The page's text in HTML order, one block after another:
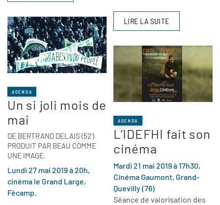
AGENDA
Un si joli mois de
mai
DE BERTRAND DELAIS (52')
PRODUIT PAR BEAU COMME
UNE IMAGE.
Lundi 27 mai 2019 à 20h,
cinéma le Grand Large,
Fécamp.
LIRE LA SUITE
AGENDA
L’IDEFHI fait son
cinéma
Mardi 21 mai 2019 à 17h30,
Cinéma Gaumont, Grand-
Quevilly (76)
Séance de valorisation des